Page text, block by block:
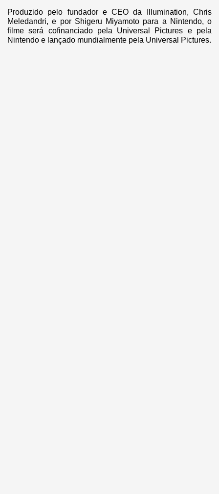
Produzido pelo fundador e CEO da Illumination, Chris
Meledandri, e por Shigeru Miyamoto para a Nintendo, o
filme será cofinanciado pela Universal Pictures e pela
Nintendo e lançado mundialmente pela Universal Pictures.